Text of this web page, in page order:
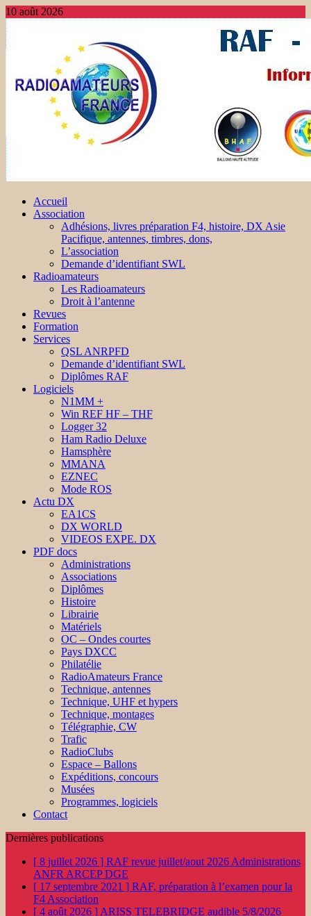
10 août 2026
Accueil
Association
Adhésions, livres préparation F4, histoire, DX Asie
Pacifique, antennes, timbres, dons,
L’association
Demande d’identifiant SWL
Radioamateurs
Les Radioamateurs
Droit à l’antenne
Revues
Formation
Services
QSL ANRPFD
Demande d’identifiant SWL
Diplômes RAF
Logiciels
N1MM +
Win REF HF – THF
Logger 32
Ham Radio Deluxe
Hamsphère
MMANA
EZNEC
Mode ROS
Actu DX
EA1CS
DX WORLD
VIDEOS EXPE. DX
PDF docs
Administrations
Associations
Diplômes
Histoire
Librairie
Matériels
OC – Ondes courtes
Pays DXCC
Philatélie
RadioAmateurs France
Technique, antennes
Technique, UHF et hypers
Technique, montages
Télégraphie, CW
Trafic
RadioClubs
Espace – Ballons
Expéditions, concours
Musées
Programmes, logiciels
Contact
Dernières publications
[ 8 juillet 2026 ] RAF revue juillet/aout 2026 Administrations
ANFR ARCEP DGE
[ 17 septembre 2021 ] RAF, préparation à l’examen pour la
F4 Association
[ 4 août 2026 ] ARISS TELEBRIDGE audible 5/8/2026